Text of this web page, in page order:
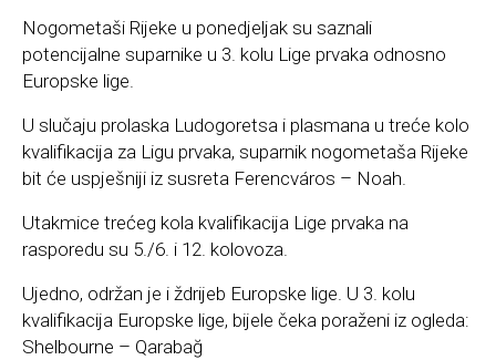
Nogometaši Rijeke u ponedjeljak su saznali
potencijalne suparnike u 3. kolu Lige prvaka odnosno
Europske lige.
U slučaju prolaska Ludogoretsa i plasmana u treće kolo
kvalifikacija za Ligu prvaka, suparnik nogometaša Rijeke
bit će uspješniji iz susreta Ferencváros – Noah.
Utakmice trećeg kola kvalifikacija Lige prvaka na
rasporedu su 5./6. i 12. kolovoza.
Ujedno, održan je i ždrijeb Europske lige. U 3. kolu
kvalifikacija Europske lige, bijele čeka poraženi iz ogleda:
Shelbourne – Qarabağ